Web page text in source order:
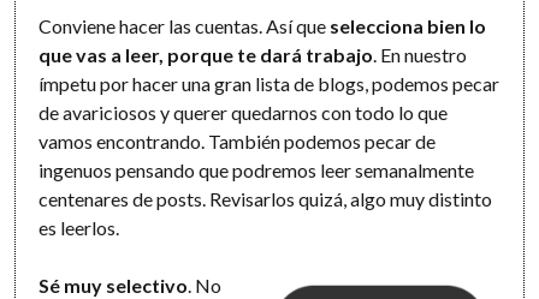
Conviene hacer las cuentas. Así que selecciona bien lo
que vas a leer, porque te dará trabajo. En nuestro
ímpetu por hacer una gran lista de blogs, podemos pecar
de avariciosos y querer quedarnos con todo lo que
vamos encontrando. También podemos pecar de
ingenuos pensando que podremos leer semanalmente
centenares de posts. Revisarlos quizá, algo muy distinto
es leerlos.
Sé muy selectivo. No